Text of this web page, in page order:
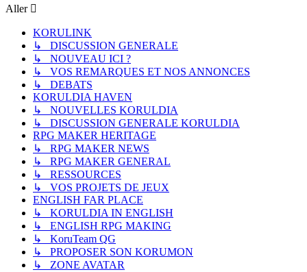
Aller
KORULINK
↳ DISCUSSION GENERALE
↳ NOUVEAU ICI ?
↳ VOS REMARQUES ET NOS ANNONCES
↳ DEBATS
KORULDIA HAVEN
↳ NOUVELLES KORULDIA
↳ DISCUSSION GENERALE KORULDIA
RPG MAKER HERITAGE
↳ RPG MAKER NEWS
↳ RPG MAKER GENERAL
↳ RESSOURCES
↳ VOS PROJETS DE JEUX
ENGLISH FAR PLACE
↳ KORULDIA IN ENGLISH
↳ ENGLISH RPG MAKING
↳ KoruTeam QG
↳ PROPOSER SON KORUMON
↳ ZONE AVATAR